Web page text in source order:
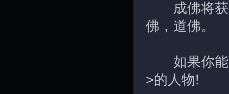
成佛将获
佛，道佛。
如果你能
>的人物!